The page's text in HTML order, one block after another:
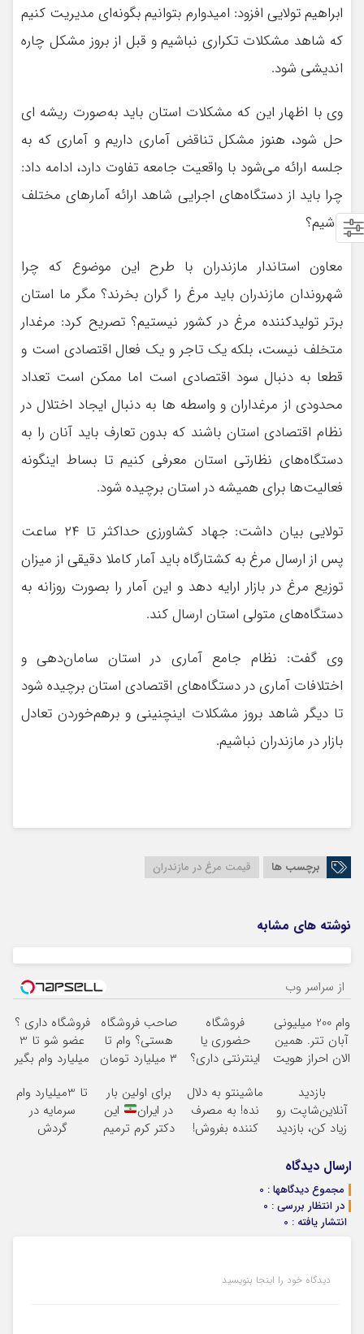
ابراهیم تولایی افزود: امیدوارم بتوانیم بگونه‌ای مدیریت کنیم
که شاهد مشکلات تکراری نباشیم و قبل از بروز مشکل چاره
اندیشی شود.
وی با اظهار این که مشکلات استان باید به‌صورت ریشه ای
حل شود، هنوز مشکل تناقض آماری داریم و آماری که به
جلسه ارائه می‌شود با واقعیت جامعه تفاوت دارد، ادامه داد:
چرا باید از دستگاه‌های اجرایی شاهد ارائه آمارهای مختلف
باشیم؟
معاون استاندار مازندران با طرح این موضوع که چرا
شهروندان مازندران باید مرغ را گران بخرند؟ مگر ما استان
برتر تولیدکننده مرغ در کشور نیستیم؟ تصریح کرد: مرغدار
متخلف نیست، بلکه یک تاجر و یک فعال اقتصادی است و
قطعا به دنبال سود اقتصادی است اما ممکن است تعداد
محدودی از مرغداران و واسطه ها به دنبال ایجاد اختلال در
نظام اقتصادی استان باشند که بدون تعارف باید آنان را به
دستگاه‌های نظارتی استان معرفی کنیم تا بساط اینگونه
فعالیت‌ها برای همیشه در استان برچیده شود.
تولایی بیان داشت: جهاد کشاورزی حداکثر تا ۲۴ ساعت
پس از ارسال مرغ به کشتارگاه باید آمار کاملا دقیقی از میزان
توزیع مرغ در بازار ارایه دهد و این آمار را بصورت روزانه به
دستگاه‌های متولی استان ارسال کند.
وی گفت: نظام جامع آماری در استان سامان‌دهی و
اختلافات آماری در دستگاه‌های اقتصادی استان برچیده شود
تا دیگر شاهد بروز مشکلات اینچنینی و برهم‌خوردن تعادل
بازار در مازندران نباشیم.
برچسب ها قیمت مرغ در مازندران
نوشته های مشابه
از سراسر وب
وام 200 میلیونی
آبان تتر. همین
الان احراز هویت
فروشگاه
حضوری یا
اینترنتی داری؟
و خدماتت رو
بفروش
صاحب فروشگاه
هستی؟ وام تا
۳ میلیارد تومان
فروشگاه داری ؟
عضو شو تا 3
میلیارد وام بگیر
بازدید
آنلاین‌شاپت رو
زیاد کن، بازدید
بیشتر
ماشینتو به دلال
نده! به مصرف
کننده بفروش!
برای اولین بار
در ایران
این
دکتر کرم ترمیم
تا 3میلیارد وام
سرمایه در
گردش
ارسال دیدگاه
مجموع دیدگاهها : 0
در انتظار بررسی : 0
انتشار یافته : 0
دیدگاه خود را اینجا بنویسید